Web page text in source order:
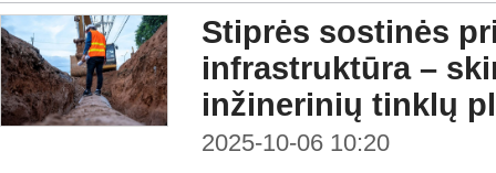
Stiprės sostinės
infrastruktūra –
inžinerinių tinklų
2025-10-06 10:20